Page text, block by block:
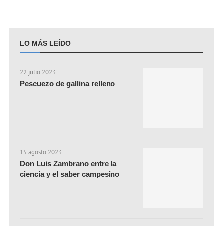
LO MÁS LEÍDO
22 julio 2023
Pescuezo de gallina relleno
15 agosto 2023
Don Luis Zambrano entre la
ciencia y el saber campesino